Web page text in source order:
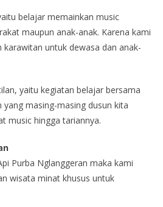
belajar memainkan music
maupun anak-anak. Karena kami
untuk dewasa dan anak-
yaitu kegiatan belajar bersama
masing-masing dusun kita
music hingga tariannya.
Purba Nglanggeran maka kami
wisata minat khusus untuk